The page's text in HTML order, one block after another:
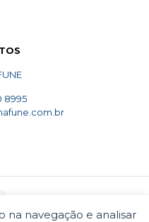
na navegação e analisar
8995